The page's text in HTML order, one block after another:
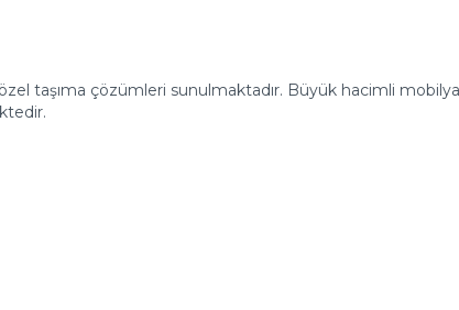
taşıma çözümleri sunulmaktadır. Büyük hacimli